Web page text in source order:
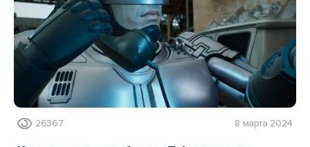
26367 8 марта 2024